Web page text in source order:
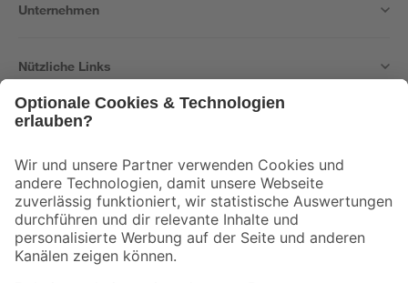
Unternehmen
Nützliche Links
Der toom Newsletter: Keine Angebote und Aktionen mehr verpassen!
Zur Newsletter Anmeldung
Folge uns